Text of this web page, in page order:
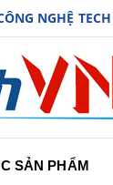
NGHỆ
SẢN PHẨM